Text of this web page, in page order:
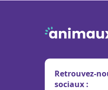
Retrouvez-
sociaux :